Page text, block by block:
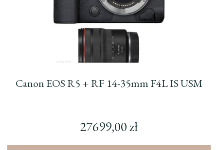
Canon EOS R5 + RF 14-35mm F4L IS USM
27699,00zł